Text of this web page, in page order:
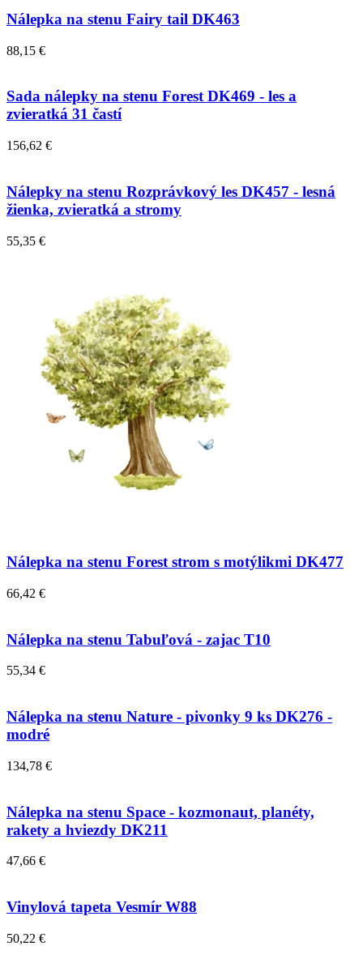
Nálepka na stenu Fairy tail DK463
88,15 €
Sada nálepky na stenu Forest DK469 - les a
zvieratká 31 častí
156,62 €
Nálepky na stenu Rozprávkový les DK457 - lesná
žienka, zvieratká a stromy
55,35 €
Nálepka na stenu Forest strom s motýlikmi DK477
66,42 €
Nálepka na stenu Tabuľová - zajac T10
55,34 €
Nálepka na stenu Nature - pivonky 9 ks DK276 -
modré
134,78 €
Nálepka na stenu Space - kozmonaut, planéty,
rakety a hviezdy DK211
47,66 €
Vinylová tapeta Vesmír W88
50,22 €